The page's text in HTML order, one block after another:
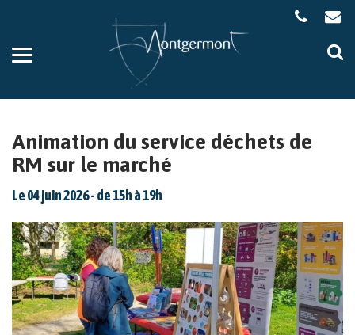
Aller
la
Animation du service déchets de
RM sur le marché
Le04juin2026- de 15h à 19h